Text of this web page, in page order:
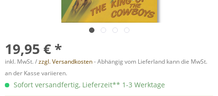
19,95 € *
inkl. MwSt. /zzgl. Versandkosten- Abhängig vom Lieferland kann die MwSt.
an der Kasse variieren.
Sofort versandfertig, Lieferzeit** 1-3 Werktage